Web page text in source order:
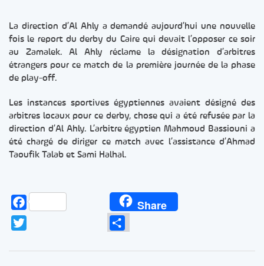
La direction d’Al Ahly a demandé aujourd’hui une nouvelle
fois le report du derby du Caire qui devait l’opposer ce soir
au Zamalek. Al Ahly réclame la désignation d’arbitres
étrangers pour ce match de la première journée de la phase
de play-off.
Les instances sportives égyptiennes avaient désigné des
arbitres locaux pour ce derby, chose qui a été refusée par la
direction d’Al Ahly. L’arbitre égyptien Mahmoud Bassiouni a
été chargé de diriger ce match avec l’assistance d’Ahmad
Taoufik Talab et Sami Halhal.
Facebook Share
Partager